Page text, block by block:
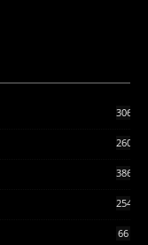
306
260
3868
2546
66